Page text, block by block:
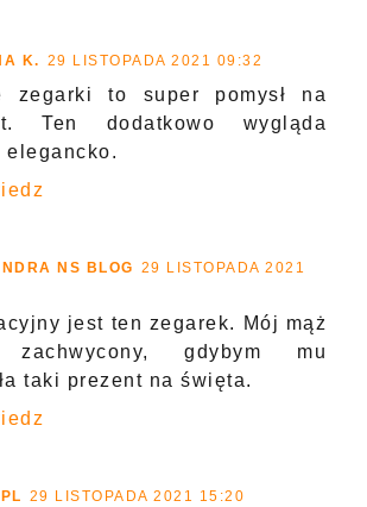
K. 29 LISTOPADA 2021 09:32
zegarki to super pomysł na
Ten dodatkowo wygląda
elegancko.
NS BLOG 29 LISTOPADA 2021
jest ten zegarek. Mój mąż
zachwycony, gdybym mu
taki prezent na święta.
29 LISTOPADA 2021 15:20